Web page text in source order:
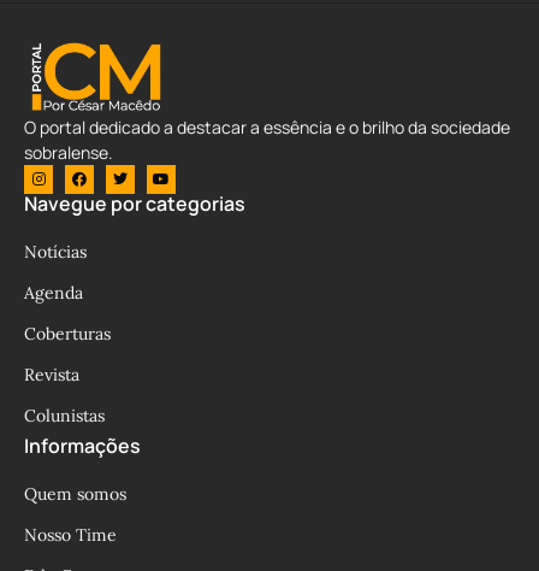
O portal dedicado a destacar a essência e o brilho da sociedade
sobralense.
Navegue por categorias
Notícias
Agenda
Coberturas
Revista
Colunistas
Informações
Quem somos
Nosso Time